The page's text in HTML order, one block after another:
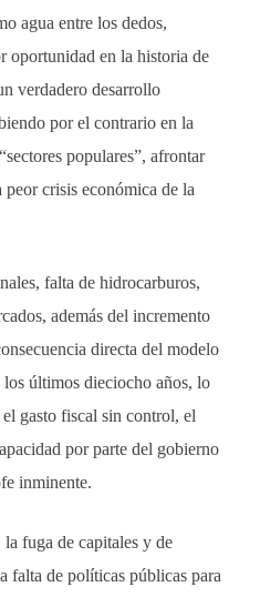
agua entre los dedos,
oportunidad en la historia de
verdadero desarrollo
por el contrario en la
populares”, afrontar
peor crisis económica de la
falta de hidrocarburos,
además del incremento
directa del modelo
últimos dieciocho años, lo
gasto fiscal sin control, el
por parte del gobierno
inminente.
fuga de capitales y de
falta de políticas públicas para